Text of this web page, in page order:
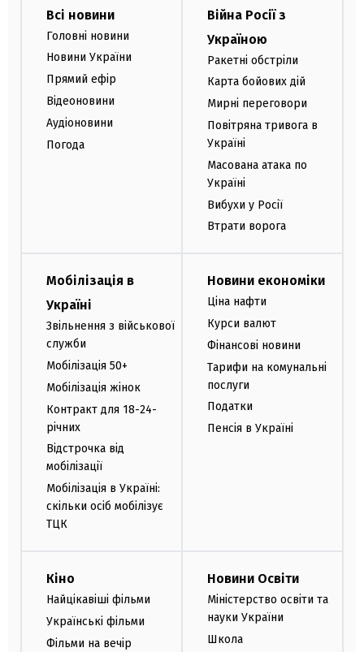
Всі новини
Головні новини
Новини України
Прямий ефір
Відеоновини
Аудіоновини
Погода
Війна Росії з
Україною
Ракетні обстріли
Карта бойових дій
Мирні переговори
Повітряна тривога в
Україні
Масована атака по
Україні
Вибухи у Росії
Втрати ворога
Мобілізація в
Україні
Звільнення з військової
служби
Мобілізація 50+
Мобілізація жінок
Контракт для 18-24-
річних
Відстрочка від
мобілізації
Мобілізація в Україні:
скільки осіб мобілізує
ТЦК
Новини економіки
Ціна нафти
Курси валют
Фінансові новини
Тарифи на комунальні
послуги
Податки
Пенсія в Україні
Кіно
Найцікавіші фільми
Українські фільми
Фільми на вечір
Новини Освіти
Міністерство освіти та
науки України
Школа